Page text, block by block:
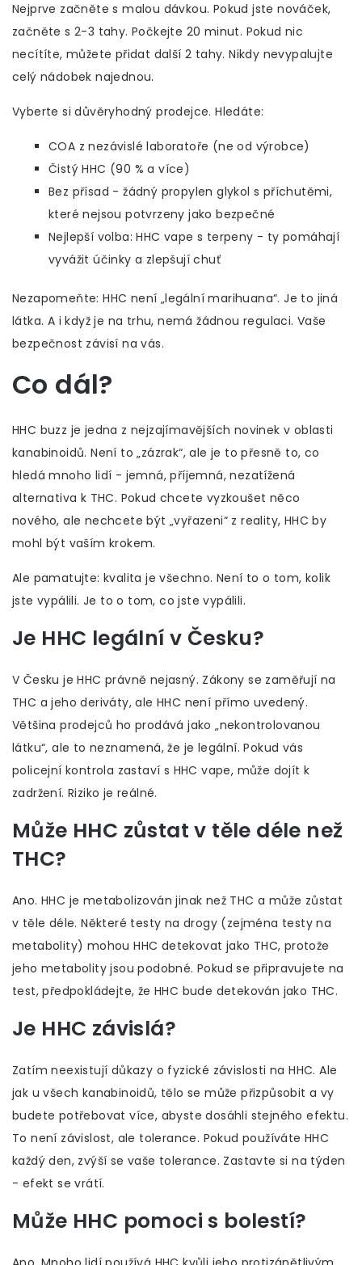
Nejprve začněte s malou dávkou. Pokud jste nováček,
začněte s 2-3 tahy. Počkejte 20 minut. Pokud nic
necítíte, můžete přidat další 2 tahy. Nikdy nevypalujte
celý nádobek najednou.
Vyberte si důvěryhodný prodejce. Hledáte:
COA z nezávislé laboratoře (ne od výrobce)
Čistý HHC (90 % a více)
Bez přísad - žádný propylen glykol s příchutěmi,
které nejsou potvrzeny jako bezpečné
Nejlepší volba: HHC vape s terpeny - ty pomáhají
vyvážit účinky a zlepšují chuť
Nezapomeňte: HHC není „legální marihuana“. Je to jiná
látka. A i když je na trhu, nemá žádnou regulaci. Vaše
bezpečnost závisí na vás.
Co dál?
HHC buzz je jedna z nejzajímavějších novinek v oblasti
kanabinoidů. Není to „zázrak“, ale je to přesně to, co
hledá mnoho lidí - jemná, příjemná, nezatížená
alternativa k THC. Pokud chcete vyzkoušet něco
nového, ale nechcete být „vyřazeni“ z reality, HHC by
mohl být vaším krokem.
Ale pamatujte: kvalita je všechno. Není to o tom, kolik
jste vypálili. Je to o tom, co jste vypálili.
Je HHC legální v Česku?
V Česku je HHC právně nejasný. Zákony se zaměřují na
THC a jeho deriváty, ale HHC není přímo uvedený.
Většina prodejců ho prodává jako „nekontrolovanou
látku“, ale to neznamená, že je legální. Pokud vás
policejní kontrola zastaví s HHC vape, může dojít k
zadržení. Riziko je reálné.
Může HHC zůstat v těle déle než
THC?
Ano. HHC je metabolizován jinak než THC a může zůstat
v těle déle. Některé testy na drogy (zejména testy na
metabolity) mohou HHC detekovat jako THC, protože
jeho metabolity jsou podobné. Pokud se připravujete na
test, předpokládejte, že HHC bude detekován jako THC.
Je HHC závislá?
Zatím neexistují důkazy o fyzické závislosti na HHC. Ale
jak u všech kanabinoidů, tělo se může přizpůsobit a vy
budete potřebovat více, abyste dosáhli stejného efektu.
To není závislost, ale tolerance. Pokud používáte HHC
každý den, zvýší se vaše tolerance. Zastavte si na týden
- efekt se vrátí.
Může HHC pomoci s bolestí?